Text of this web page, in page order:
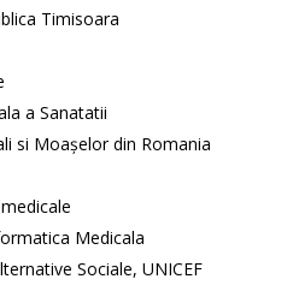
Timisoara
a Sanatatii
si Moaşelor din Romania
Medicala
Sociale, UNICEF